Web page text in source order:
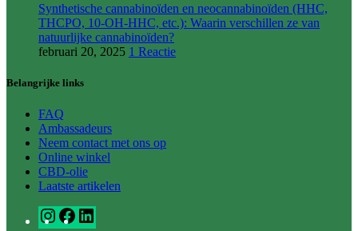
Synthetische cannabinoïden en neocannabinoïden (HHC,
THCPO, 10-OH-HHC, etc.): Waarin verschillen ze van
natuurlijke cannabinoïden?
februari 20, 2025 1 Reactie
Belangrijke links
FAQ
Ambassadeurs
Neem contact met ons op
Online winkel
CBD-olie
Laatste artikelen